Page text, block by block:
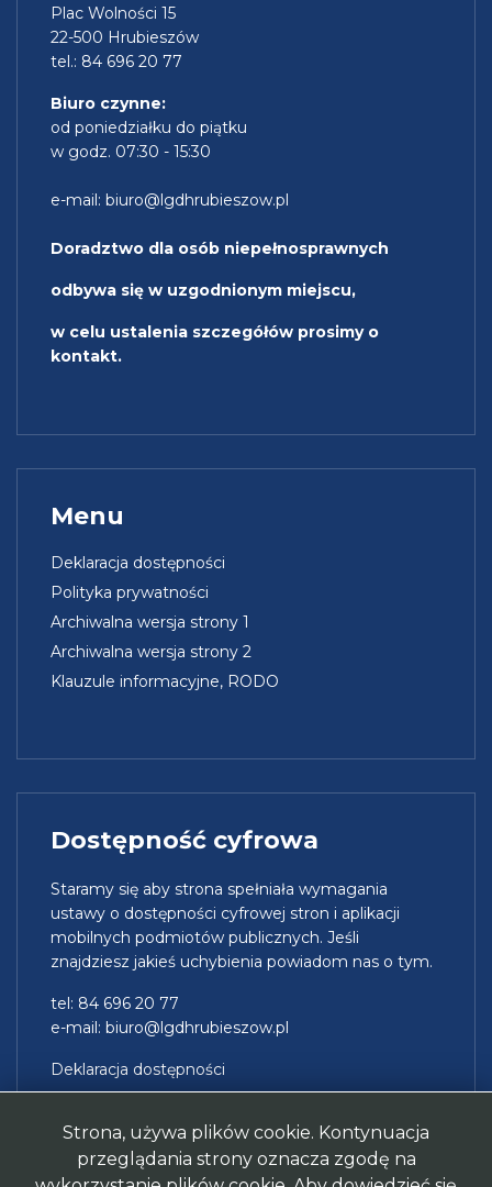
Plac Wolności 15
22-500 Hrubieszów
tel.: 84 696 20 77
Biuro czynne:
od poniedziałku do piątku
w godz. 07:30 - 15:30
e-mail: biuro@lgdhrubieszow.pl
Doradztwo dla osób niepełnosprawnych
odbywa się w uzgodnionym miejscu,
w celu ustalenia szczegółów prosimy o
kontakt.
Menu
Deklaracja dostępności
Polityka prywatności
Archiwalna wersja strony 1
Archiwalna wersja strony 2
Klauzule informacyjne, RODO
Dostępność cyfrowa
Staramy się aby strona spełniała wymagania
ustawy o dostępności cyfrowej stron i aplikacji
mobilnych podmiotów publicznych. Jeśli
znajdziesz jakieś uchybienia powiadom nas o tym.
tel: 84 696 20 77
e-mail: biuro@lgdhrubieszow.pl
Deklaracja dostępności
Strona, używa plików cookie. Kontynuacja
przeglądania strony oznacza zgodę na